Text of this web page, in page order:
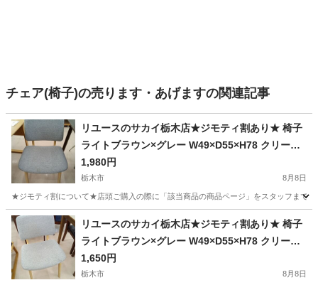
チェア(椅子)の売ります・あげますの関連記事
リユースのサカイ栃木店★ジモティ割あり★ 椅子
ライトブラウン×グレー W49×D55×H78 クリーニ
ング済み TC15642
1,980円
栃木市 8月8日
★ジモティ割について★店頭ご購入の際に「該当商品の商品ページ」をスタッフまで
栃木 栃木市 サカイ
リユースのサカイ栃木店★ジモティ割あり★ 椅子
ライトブラウン×グレー W49×D55×H78 クリーニ
ング済み TC15641
1,650円
栃木市 8月8日